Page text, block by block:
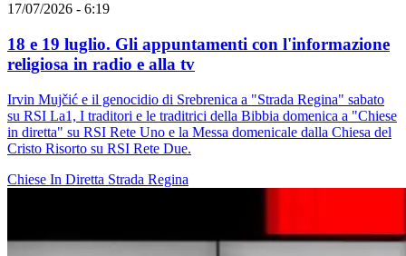
17/07/2026 - 6:19
18 e 19 luglio. Gli appuntamenti con l'informazione
religiosa in radio e alla tv
Irvin Mujčić e il genocidio di Srebrenica a "Strada Regina" sabato
su RSI La1, I traditori e le traditrici della Bibbia domenica a "Chiese
in diretta" su RSI Rete Uno e la Messa domenicale dalla Chiesa del
Cristo Risorto su RSI Rete Due.
Chiese In Diretta Strada Regina